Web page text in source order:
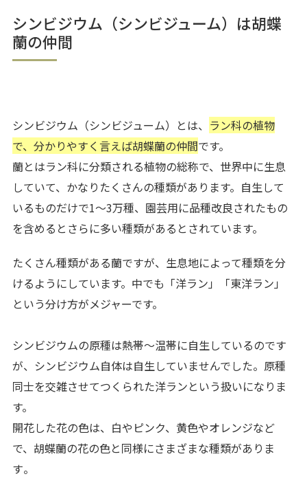
シンビジウム（シンビジューム）は胡蝶
蘭の仲間
シンビジウム（シンビジューム）とは、 ラン科の植物
で、分かりやすく言えば胡蝶蘭の仲間です。
蘭とはラン科に分類される植物の総称で、世界中に生息
していて、かなりたくさんの種類があります。自生して
いるものだけで1～3万種、園芸用に品種改良されたもの
を含めるとさらに多い種類があるとされています。
たくさん種類がある蘭ですが、生息地によって種類を分
けるようにしています。中でも「洋ラン」「東洋ラン」
という分け方がメジャーです。
シンビジウムの原種は熱帯〜温帯に自生しているのです
が、シンビジウム自体は自生していませんでした。原種
同士を交雑させてつくられた洋ランという扱いになりま
す。
開花した花の色は、白やピンク、黄色やオレンジなど
で、胡蝶蘭の花の色と同様にさまざまな種類がありま
す。